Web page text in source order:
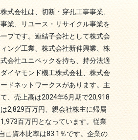
式会社は、切断・穿孔工事事業、
業、リユース・リサイクル事業を
プです。連結子会社として株式会
ング工業、株式会社新伸興業、株
会社ユニペックを持ち、持分法適
イヤモンド機工株式会社、株式会
ドネットワークスがあります。主
、売上高は2024年6月期で20,918
2,829百万円、親会社株主に帰属
百万円となっています。従業
己資本比率は83.1％です。企業の